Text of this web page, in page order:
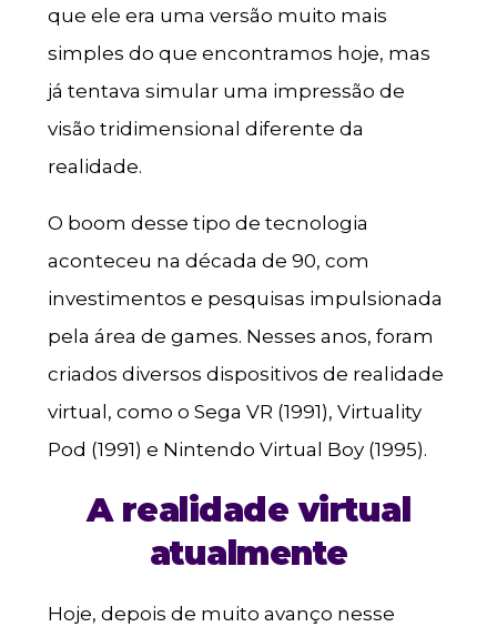
que ele era uma versão muito mais
simples do que encontramos hoje, mas
já tentava simular uma impressão de
visão tridimensional diferente da
realidade.
O boom desse tipo de tecnologia
aconteceu na década de 90, com
investimentos e pesquisas impulsionada
pela área de games. Nesses anos, foram
criados diversos dispositivos de realidade
virtual, como o Sega VR (1991), Virtuality
Pod (1991) e Nintendo Virtual Boy (1995).
A realidade virtual
atualmente
Hoje, depois de muito avanço nesse